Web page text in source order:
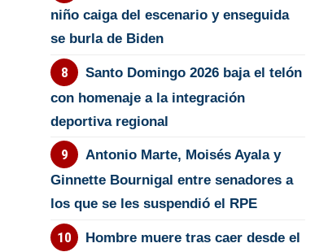
niño caiga del escenario y enseguida
se burla de Biden
Santo Domingo 2026 baja el telón
con homenaje a la integración
deportiva regional
Antonio Marte, Moisés Ayala y
Ginnette Bournigal entre senadores a
los que se les suspendió el RPE
Hombre muere tras caer desde el